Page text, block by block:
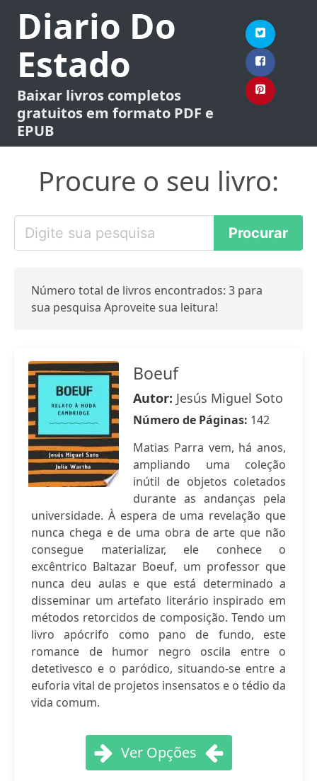
Diario Do
Estado
Baixar livros completos
gratuitos em formato PDF e
EPUB
Procure o seu livro:
Número total de livros encontrados: 3 para
sua pesquisa Aproveite sua leitura!
Boeuf
Autor: Jesús Miguel Soto
Número de Páginas: 142
Matias Parra vem, há anos,
ampliando uma coleção
inútil de objetos coletados
durante as andanças pela
universidade. À espera de uma revelação que
nunca chega e de uma obra de arte que não
consegue materializar, ele conhece o
excêntrico Baltazar Boeuf, um professor que
nunca deu aulas e que está determinado a
disseminar um artefato literário inspirado em
métodos retorcidos de composição. Tendo um
livro apócrifo como pano de fundo, este
romance de humor negro oscila entre o
detetivesco e o paródico, situando-se entre a
euforia vital de projetos insensatos e o tédio da
vida comum.
Ver Opções